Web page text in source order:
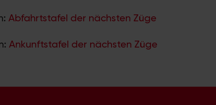
Abfahrtstafel der nächsten Züge
Ankunftstafel der nächsten Züge